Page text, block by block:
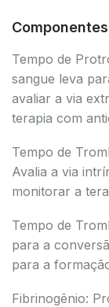
Tempo de
sangue leva
avaliar a via
terapia com
Tempo de
Avalia a via
monitorar a
Tempo de
para a
para a
Fibrinogênio: